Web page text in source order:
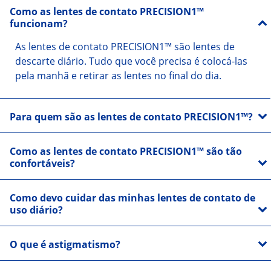
Como as lentes de contato PRECISION1™
funcionam?
As lentes de contato PRECISION1™ são lentes de
descarte diário. Tudo que você precisa é colocá-las
pela manhã e retirar as lentes no final do dia.
Para quem são as lentes de contato PRECISION1™?
Como as lentes de contato PRECISION1™ são tão
confortáveis?
Como devo cuidar das minhas lentes de contato de
uso diário?
O que é astigmatismo?